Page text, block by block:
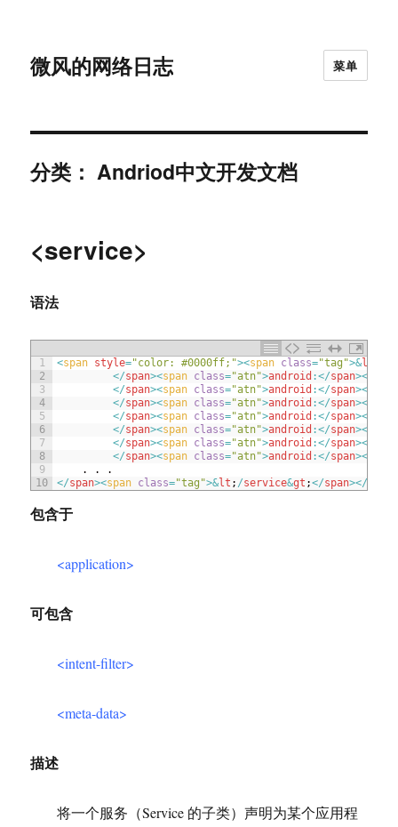
微风的网络日志 菜单
分类：Andriod中文开发文档
<service>
语法
1
2
3
4
5
6
7
8
9
10
<span style="color: #0000ff;"><span class="tag">&lt
</span><span class="atn">android :</span><
</span><span class="atn">android :</span><
</span><span class="atn">android :</span><
</span><span class="atn">android :</span><
</span><span class="atn">android :</span><
</span><span class="atn">android :</span><
</span><span class="atn">android :</span><
.
.
.
</span><span class="tag">&lt ; /service&gt ;</span></
包含于
<application>
可包含
<intent-filter>
<meta-data>
描述
将一个服务（Service 的子类）声明为某个应用程